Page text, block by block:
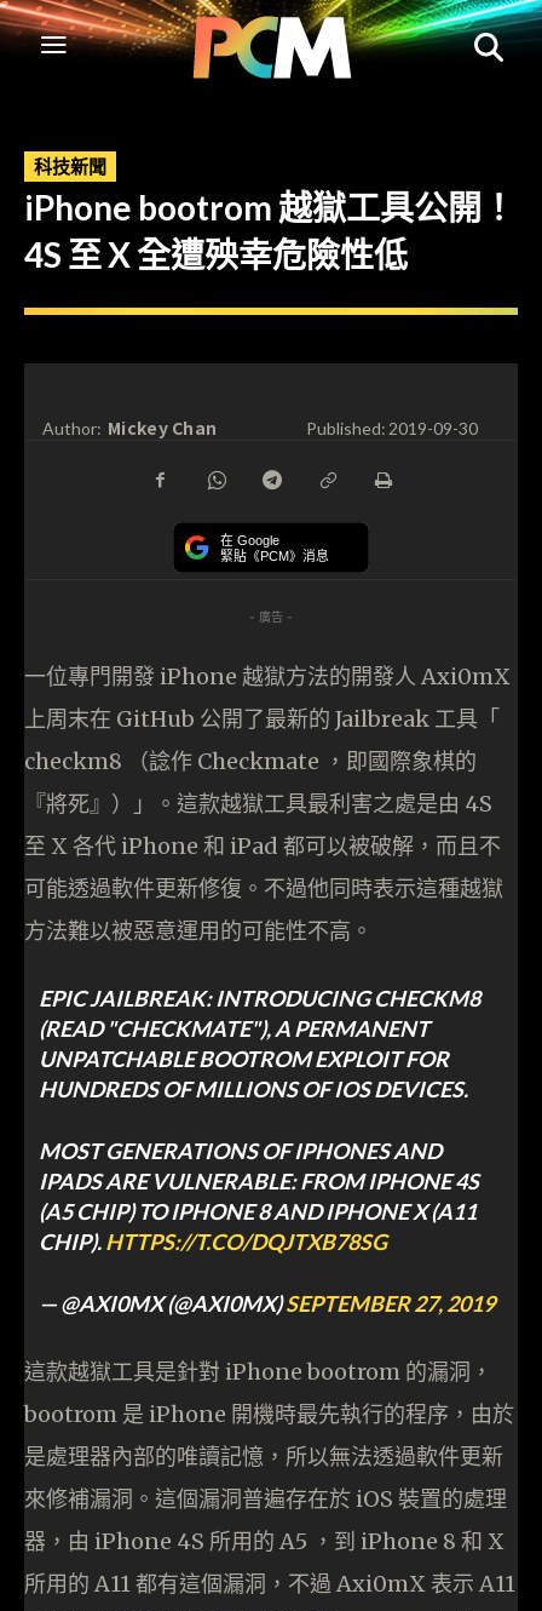
科技新聞
iPhone bootrom 越獄工具公開！
4S 至 X 全遭殃幸危險性低
Author: Mickey Chan Published:2019-09-30
在 Google
緊貼《PCM》消息
- 廣告 -
一位專門開發 iPhone 越獄方法的開發人 Axi0mX
上周末在 GitHub 公開了最新的 Jailbreak 工具「
checkm8 （諗作 Checkmate ，即國際象棋的
『將死』）」。這款越獄工具最利害之處是由 4S
至 X 各代 iPhone 和 iPad 都可以被破解，而且不
可能透過軟件更新修復。不過他同時表示這種越獄
方法難以被惡意運用的可能性不高。
EPIC JAILBREAK: INTRODUCING CHECKM8
(READ "CHECKMATE"), A PERMANENT
UNPATCHABLE BOOTROM EXPLOIT FOR
HUNDREDS OF MILLIONS OF IOS DEVICES.
MOST GENERATIONS OF IPHONES AND
IPADS ARE VULNERABLE: FROM IPHONE 4S
(A5 CHIP) TO IPHONE 8 AND IPHONE X (A11
CHIP).HTTPS://T.CO/DQJTXB78SG
— @AXI0MX (@AXI0MX)SEPTEMBER 27, 2019
這款越獄工具是針對 iPhone bootrom 的漏洞，
bootrom 是 iPhone 開機時最先執行的程序，由於
是處理器內部的唯讀記憶，所以無法透過軟件更新
來修補漏洞。這個漏洞普遍存在於 iOS 裝置的處理
器，由 iPhone 4S 所用的 A5 ，到 iPhone 8 和 X
所用的 A11 都有這個漏洞，不過 Axi0mX 表示 A11